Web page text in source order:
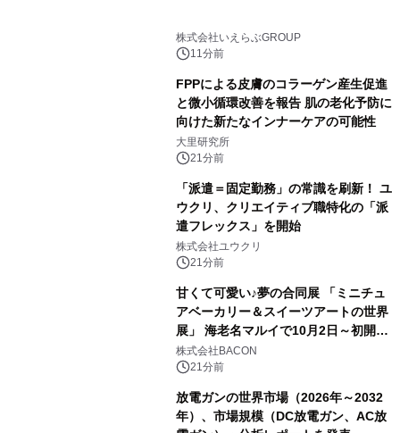
株式会社いえらぶGROUP
11分前
FPPによる皮膚のコラーゲン産生促進
と微小循環改善を報告 肌の老化予防に
向けた新たなインナーケアの可能性
大里研究所
21分前
「派遣＝固定勤務」の常識を刷新！ ユ
ウクリ、クリエイティブ職特化の「派
遣フレックス」を開始
株式会社ユウクリ
21分前
甘くて可愛い♪夢の合同展 「ミニチュ
アベーカリー＆スイーツアートの世界
展」 海老名マルイで10月2日～初開
催！
株式会社BACON
21分前
放電ガンの世界市場（2026年～2032
年）、市場規模（DC放電ガン、AC放